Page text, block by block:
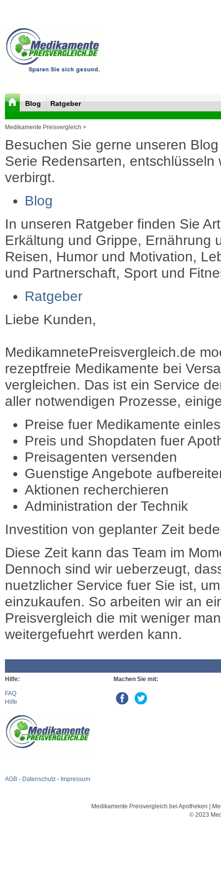
Blog Ratgeber
Medikamente Preisvergleich >
Besuchen Sie gerne unseren
Serie Redensarten, entschlüsseln
verbirgt.
Blog
In unseren Ratgeber finden Sie
Erkältung und Grippe, Ernährung
Reisen, Humor und Motivation,
und Partnerschaft, Sport und
Ratgeber
Liebe Kunden,
MedikamnetePreisvergleich.de
rezeptfreie Medikamente bei
vergleichen. Das ist ein Service
aller notwendigen Prozesse,
Preise fuer Medikamente
Preis und Shopdaten fuer
Preisagenten versenden
Guenstige Angebote
Aktionen recherchieren
Administration der Technik
Investition von geplanter Zeit
Diese Zeit kann das Team im
Dennoch sind wir ueberzeugt,
nuetzlicher Service fuer Sie ist,
einzukaufen. So arbeiten wir an
Preisvergleich die mit weniger
weitergefuehrt werden kann.
Hilfe:
FAQ
Hilfe
AGB - Datenschutz - Impressum
Machen Sie mit:
Medikamente Preisvergleich bei Apotheken |
© 2023